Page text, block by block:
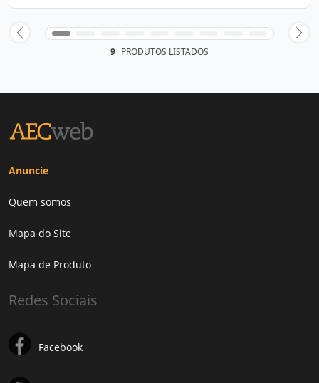
9 PRODUTOS LISTADOS
Anuncie
Quem somos
Mapa do Site
Mapa de Produto
Redes Sociais
Facebook